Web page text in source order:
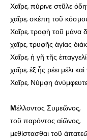
Χαῖρε, πύρινε στῦλε
χαῖρε, σκέπη τοῦ
Χαῖρε, τροφὴ τοῦ μάνα
χαῖρε, τρυφῆς ἁγίας
Χαῖρε, ἡ γῆ τῆς
χαῖρε, ἐξ ἧς ρέει μέλι
Χαῖρε, Νύμφη
Μέλλοντος Συμεῶνος,
τοῦ παρόντος αἰῶνος,
μεθίστασθαι τοῦ